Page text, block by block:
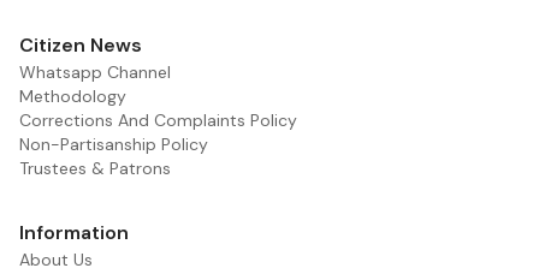
Citizen News
Whatsapp Channel
Methodology
Corrections And Complaints Policy
Non-Partisanship Policy
Trustees & Patrons
Information
About Us